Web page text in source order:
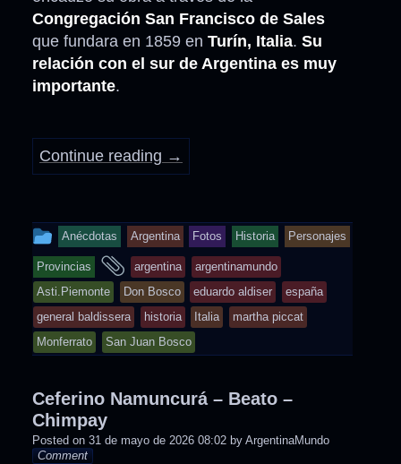
Congregación San Francisco de Sales
que fundara en 1859 en Turín, Italia. Su
relación con el sur de Argentina es muy
importante.
Continue reading →
This
entry
was
posted
in
Anécdotas Argentina Fotos Historia Personajes
Provincias
and
tagged
argentina
argentinamundo
Asti.Piemonte
Don Bosco eduardo aldiser
españa
general baldissera
historia Italia
martha piccat
Monferrato
San Juan Bosco
Ceferino Namuncurá – Beato –
Chimpay
Posted on 31 de mayo de 2026 08:02 by ArgentinaMundo
Comment